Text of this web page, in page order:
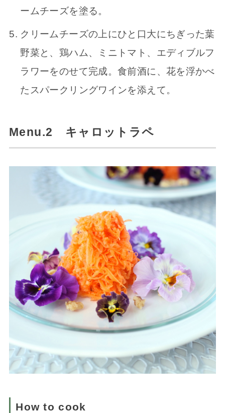
ームチーズを塗る。
クリームチーズの上にひと口大にちぎった葉
野菜と、鶏ハム、ミニトマト、エディブルフ
ラワーをのせて完成。食前酒に、花を浮かべ
たスパークリングワインを添えて。
Menu.2 キャロットラペ
How to cook